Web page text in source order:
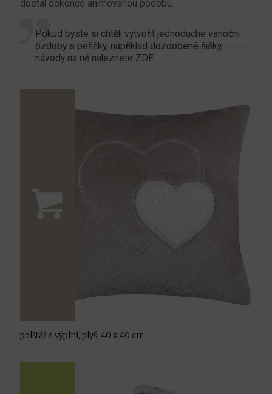
dostal dokonce animovanou podobu.
Pokud byste si chtěli vytvořit jednoduché vánoční
ozdoby s peříčky, například dozdobené šišky,
návody na ně naleznete ZDE.
polštář s výplní, plyš, 40 x 40 cm